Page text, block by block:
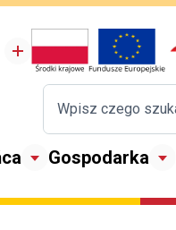
Gospodarka